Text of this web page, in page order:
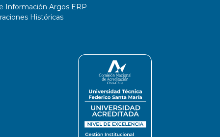
Información Argos ERP
Históricas